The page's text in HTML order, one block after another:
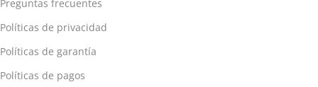
Preguntas frecuentes
Políticas de privacidad
Políticas de garantía
Políticas de pagos